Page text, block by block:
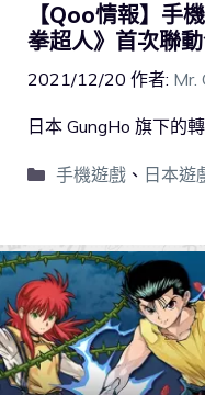
【Qoo情報】手
拳超人》首次聯
2021/12/20 作者: Mr.
日本 GungHo 旗下的
手機遊戲、 日本遊